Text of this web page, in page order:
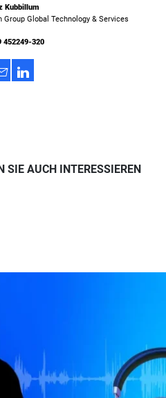
Kubbillum
Global Technology & Services
452249-320
3
SIE AUCH INTERESSIEREN